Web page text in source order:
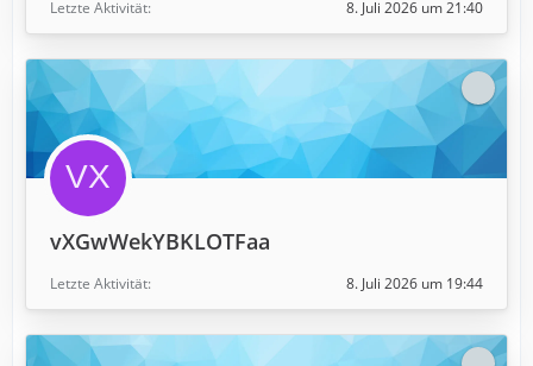
Letzte Aktivität 8. Juli 2026 um 21:40
vXGwWekYBKLOTFaa
Letzte Aktivität 8. Juli 2026 um 19:44